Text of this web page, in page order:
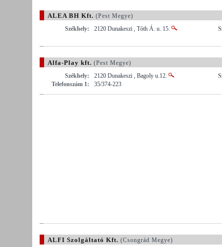
ALEA BH Kft. (Pest Megye)
Székhely:
2120 Dunakeszi , Tóth Á. u. 15.
Alfa-Play kft. (Pest Megye)
Székhely:
2120 Dunakeszi , Bagoly u.12.
Telefonszám 1:
35/374-223
ALFI Szolgáltató Kft. (Csongrád Megye)